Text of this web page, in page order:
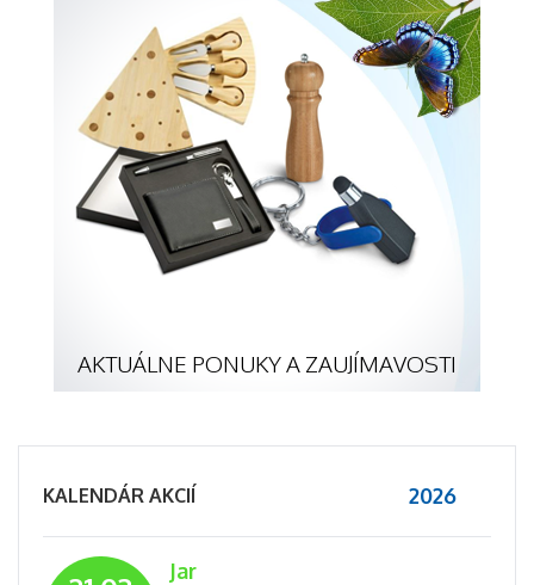
AKTUÁLNE PONUKY A ZAUJÍMAVOSTI
KALENDÁR AKCIÍ 2026
Jar